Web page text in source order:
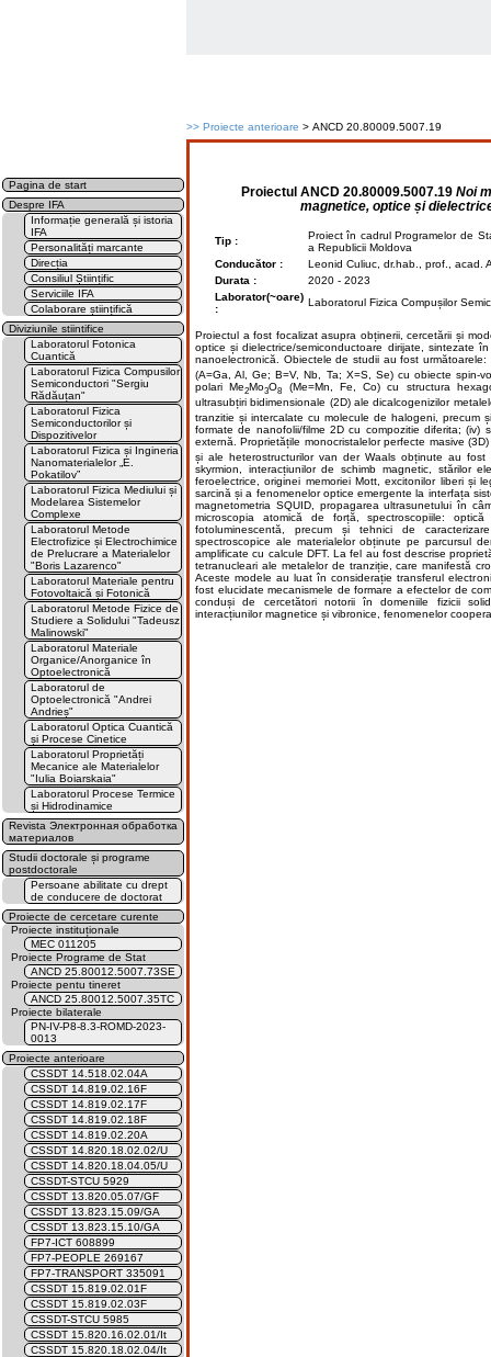
>> Proiecte anterioare > ANCD 20.80009.5007.19
Pagina de start
Despre IFA
Informație generală și istoria
IFA
Personalități marcante
Direcția
Consiliul Științific
Serviciile IFA
Colaborare științifică
Diviziunile stiintifice
Laboratorul Fotonica
Cuantică
Laboratorul Fizica Compusilor
Semiconductori "Sergiu
Rădăuțan"
Laboratorul Fizica
Semiconductorilor și
Dispozitivelor
Laboratorul Fizica și Ingineria
Nanomaterialelor „E.
Pokatilov”
Laboratorul Fizica Mediului și
Modelarea Sistemelor
Complexe
Laboratorul Metode
Electrofizice și Electrochimice
de Prelucrare a Materialelor
"Boris Lazarenco"
Laboratorul Materiale pentru
Fotovoltaică și Fotonică
Laboratorul Metode Fizice de
Studiere a Solidului "Tadeusz
Malinowski"
Laboratorul Materiale
Organice/Anorganice în
Optoelectronică
Laboratorul de
Optoelectronică "Andrei
Andrieș"
Laboratorul Optica Cuantică
și Procese Cinetice
Laboratorul Proprietăți
Mecanice ale Materialelor
"Iulia Boiarskaia"
Laboratorul Procese Termice
și Hidrodinamice
Revista Электронная обработка
материалов
Studii doctorale și programe
postdoctorale
Persoane abilitate cu drept
de conducere de doctorat
Proiecte de cercetare curente
Proiecte instituționale
MEC 011205
Proiecte Programe de Stat
ANCD 25.80012.5007.73SE
Proiecte pentu tineret
ANCD 25.80012.5007.35TC
Proiecte bilaterale
PN-IV-P8-8.3-ROMD-2023-
0013
Proiecte anterioare
CSSDT 14.518.02.04A
CSSDT 14.819.02.16F
CSSDT 14.819.02.17F
CSSDT 14.819.02.18F
CSSDT 14.819.02.20A
CSSDT 14.820.18.02.02/U
CSSDT 14.820.18.04.05/U
CSSDT-STCU 5929
CSSDT 13.820.05.07/GF
CSSDT 13.823.15.09/GA
CSSDT 13.823.15.10/GA
FP7-ICT 608899
FP7-PEOPLE 269167
FP7-TRANSPORT 335091
CSSDT 15.819.02.01F
CSSDT 15.819.02.03F
CSSDT-STCU 5985
CSSDT 15.820.16.02.01/It
CSSDT 15.820.18.02.04/It
Proiectul ANCD 20.80009.5007.19 Noi
magnetice, optice și
Tip :
Proiect în cadrul Programelor de
a Republicii Moldova
Conducător :
Leonid Culiuc, dr.hab., prof., acad.
Durata :
2020 - 2023
Laborator(~oare)
:
Laboratorul Fizica Compușilor
Proiectul a fost focalizat asupra obținerii, cercetării și
optice și dielectrice/semiconductoare dirijate, sintezate
nanoelectronică. Obiectele de studii au fost
(A=Ga, Al, Ge; B=V, Nb, Ta; X=S, Se) cu obiecte spin-
polari Me2Mo3O8 (Me=Mn, Fe, Co) cu structura
ultrasubțiri bidimensionale (2D) ale dicalcogenizilor
tranzitie și intercalate cu molecule de halogeni, precum
formate de nanofolii/filme 2D cu compozitie diferita; (iv)
externă. Proprietățile monocristalelor perfecte masive
și ale heterostructurilor van der Waals obținute au
skyrmion, interacțiunilor de schimb magnetic, stărilor
feroelectrice, originei memoriei Mott, excitonilor liberi și
sarcină și a fenomenelor optice emergente la interfața
magnetometria SQUID, propagarea ultrasunetului în
microscopia atomică de forță, spectroscopiile:
fotoluminescentă, precum și tehnici de
spectroscopice ale materialelor obținute pe parcursul
amplificate cu calcule DFT. La fel au fost descrise
tetranucleari ale metalelor de tranziție, care manifestă
Aceste modele au luat în considerație transferul
fost elucidate mecanismele de formare a efectelor de
conduși de cercetători notorii în domeniile fizicii
interacțiunilor magnetice și vibronice, fenomenelor